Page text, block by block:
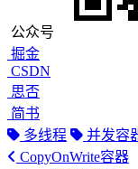
公众号
掘金
CSDN
思否
简书
多线程
并发容
CopyOnWrite容器